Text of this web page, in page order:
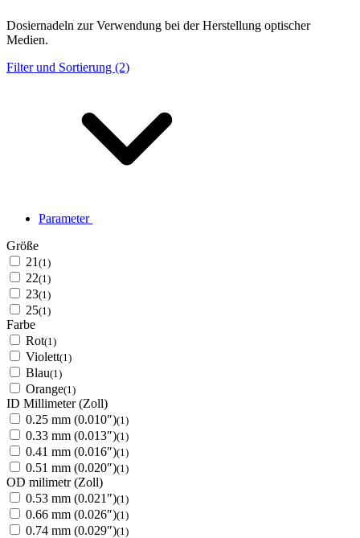
Dosiernadeln zur Verwendung bei der Herstellung optischer
Medien.
Filter und Sortierung (2)
Parameter
Größe
21 (1)
22(1)
23(1)
25(1)
Farbe
Rot(1)
Violett(1)
Blau(1)
Orange(1)
ID Millimeter (Zoll)
0.25 mm (0.010″)(1)
0.33 mm (0.013″)(1)
0.41 mm (0.016″)(1)
0.51 mm (0.020″)(1)
OD milimetr (Zoll)
0.53 mm (0.021″)(1)
0.66 mm (0.026″)(1)
0.74 mm (0.029″)(1)